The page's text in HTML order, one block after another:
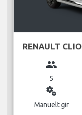
RENAULT CLIO
group
5
miscellaneous_services
Manuelt gir